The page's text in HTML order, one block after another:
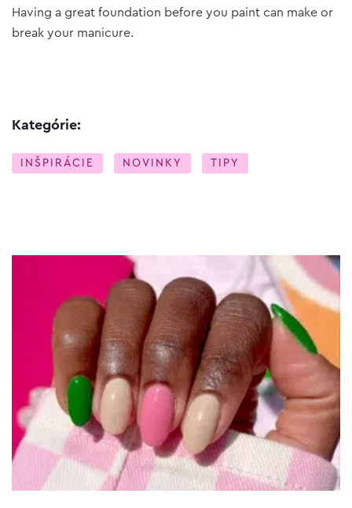
Having a great foundation before you paint can make or
break your manicure.
Kategórie:
INŠPIRÁCIE NOVINKY TIPY